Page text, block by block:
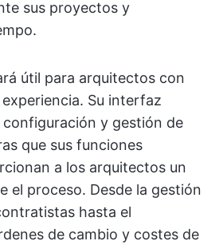
sus proyectos y
útil para arquitectos con
Su interfaz
y gestión de
que sus funciones
a los arquitectos un
el proceso. Desde la gestión
hasta el
de cambio y costes de